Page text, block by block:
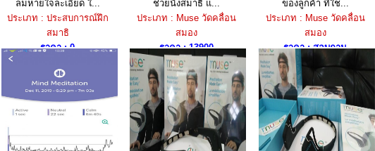
ลมหายใจละเอียด ใ...
ประเภท : ประสบการณ์ฝึก
สมาธิ
ราคา : 0
ช่วยนั่งสมาธิ แ...
ประเภท : Muse วัดคลื่อน
สมอง
ราคา : 13900
ของลูกค้า ที่ใช...
ประเภท : Muse วัดคลื่อน
สมอง
ราคา : สอบถาม